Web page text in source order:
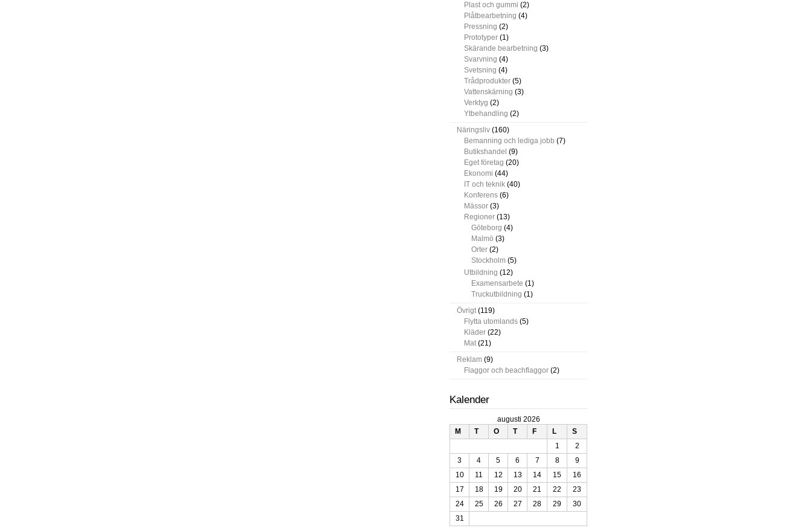
Plast och gummi (2)
Plåtbearbetning (4)
Pressning (2)
Prototyper (1)
Skärande bearbetning (3)
Svarvning (4)
Svetsning (4)
Trådprodukter (5)
Vattenskärning (3)
Verktyg (2)
Ytbehandling (2)
Näringsliv (160)
Bemanning och lediga jobb (7)
Butikshandel (9)
Eget företag (20)
Ekonomi (44)
IT och teknik (40)
Konferens (6)
Mässor (3)
Regioner (13)
Göteborg (4)
Malmö (3)
Orter (2)
Stockholm (5)
Utbildning (12)
Examensarbete (1)
Truckutbildning (1)
Övrigt(119)
Flytta utomlands (5)
Kläder (22)
Mat(21)
Reklam (9)
Flaggor och beachflaggor (2)
Kalender
augusti 2026
M
T O T F L
S
1
2
3
4 5 6 7 8
9
10
11 12 13 14 15
16
17
18 19 20 21 22
23
24
25 26 27 28 29
30
31